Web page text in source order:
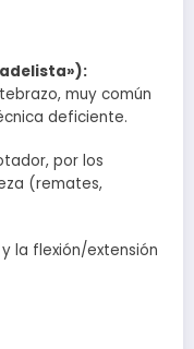
muy común
deficiente.
por los
(remates,
la flexión/extensión